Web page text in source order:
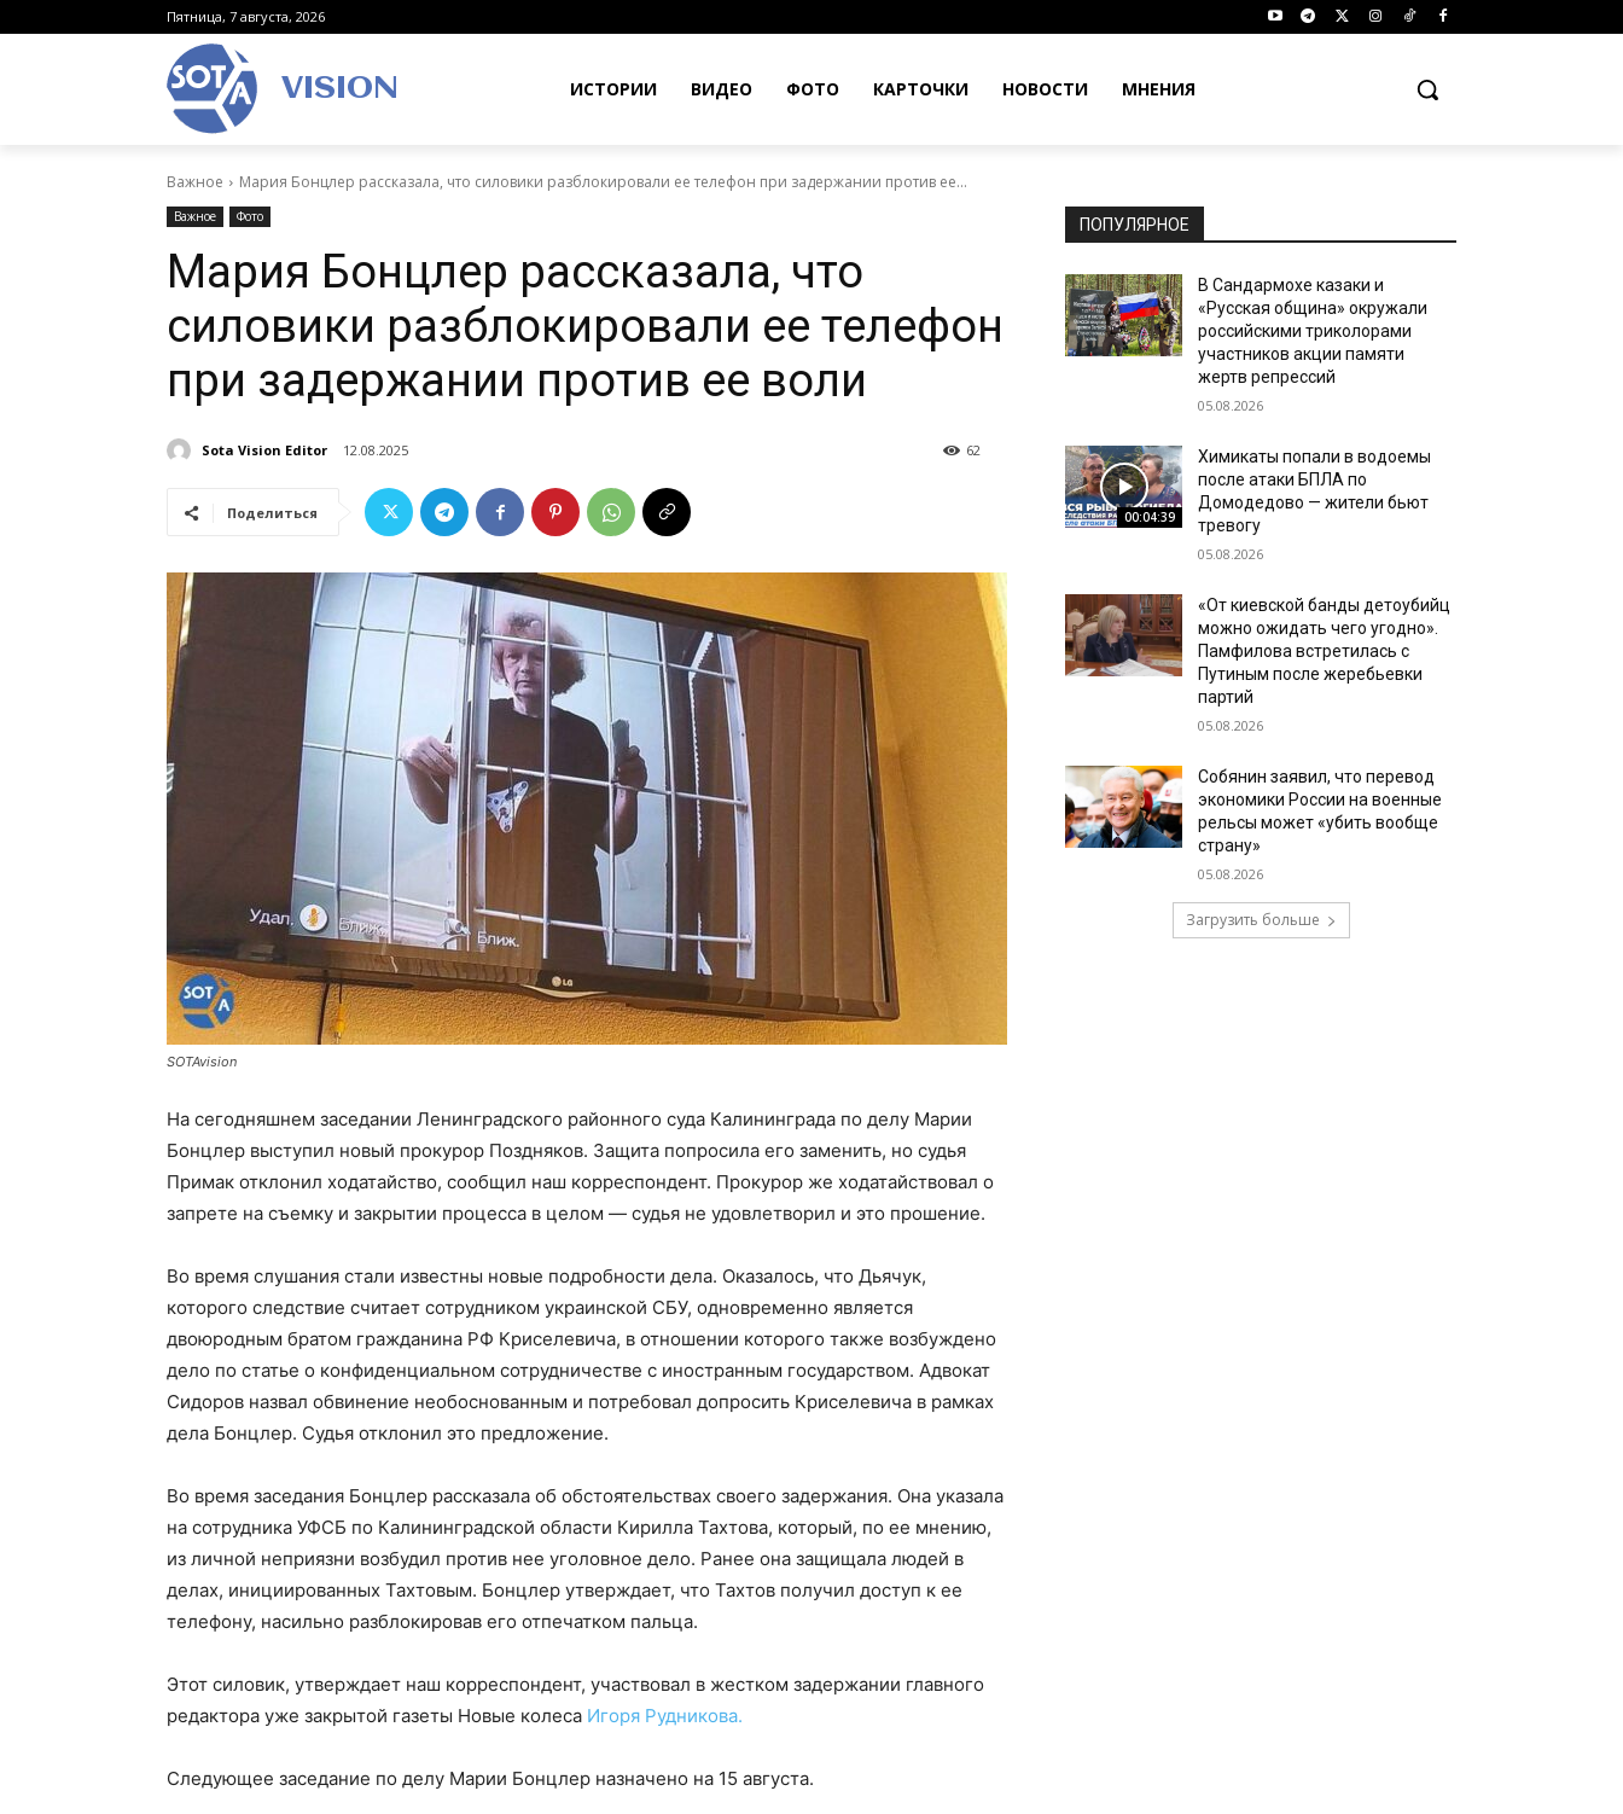
Пятница, 7 августа, 2026
VISION ИСТОРИИ ВИДЕО ФОТО КАРТОЧКИ НОВОСТИ МНЕНИЯ
Важное Мария Бонцлер рассказала, что силовики разблокировали ее телефон при задержании против ее...
Важное Фото
Мария Бонцлер рассказала, что
силовики разблокировали ее телефон
при задержании против ее воли
Sota Vision Editor 12.08.2025 62
Поделиться
SOTAvision
На сегодняшнем заседании Ленинградского районного суда Калининграда по делу Марии
Бонцлер выступил новый прокурор Поздняков. Защита попросила его заменить, но судья
Примак отклонил ходатайство, сообщил наш корреспондент. Прокурор же ходатайствовал о
запрете на съемку и закрытии процесса в целом — судья не удовлетворил и это прошение.
Во время слушания стали известны новые подробности дела. Оказалось, что Дьячук,
которого следствие считает сотрудником украинской СБУ, одновременно является
двоюродным братом гражданина РФ Криселевича, в отношении которого также возбуждено
дело по статье о конфиденциальном сотрудничестве с иностранным государством. Адвокат
Сидоров назвал обвинение необоснованным и потребовал допросить Криселевича в рамках
дела Бонцлер. Судья отклонил это предложение.
Во время заседания Бонцлер рассказала об обстоятельствах своего задержания. Она указала
на сотрудника УФСБ по Калининградской области Кирилла Тахтова, который, по ее мнению,
из личной неприязни возбудил против нее уголовное дело. Ранее она защищала людей в
делах, инициированных Тахтовым. Бонцлер утверждает, что Тахтов получил доступ к ее
телефону, насильно разблокировав его отпечатком пальца.
Этот силовик, утверждает наш корреспондент, участвовал в жестком задержании главного
редактора уже закрытой газеты Новые колеса Игоря Рудникова.
Следующее заседание по делу Марии Бонцлер назначено на 15 августа.
ПОПУЛЯРНОЕ
В Сандармохе казаки и
«Русская община» окружали
российскими триколорами
участников акции памяти
жертв репрессий
05.08.2026
00:04:39
Химикаты попали в водоемы
после атаки БПЛА по
Домодедово — жители бьют
тревогу
05.08.2026
«От киевской банды детоубийц
можно ожидать чего угодно».
Памфилова встретилась с
Путиным после жеребьевки
партий
05.08.2026
Собянин заявил, что перевод
экономики России на военные
рельсы может «убить вообще
страну»
05.08.2026
Загрузить больше